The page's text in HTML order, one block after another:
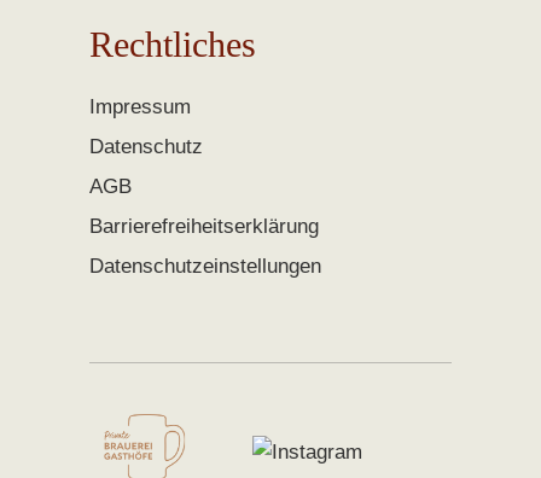
Rechtliches
Impressum
Datenschutz
AGB
Barrierefreiheitserklärung
Datenschutzeinstellungen